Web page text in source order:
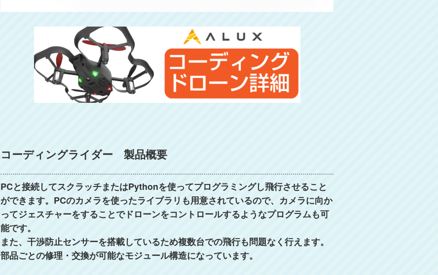
コーディングライダー 製品概要
PCと接続してスクラッチまたはPythonを使ってプログラミングし飛行させること
ができます。PCのカメラを使ったライブラリも用意されているので、カメラに向か
ってジェスチャーをすることでドローンをコントロールするようなプログラムも可
能です。
また、干渉防止センサーを搭載しているため複数台での飛行も問題なく行えます。
部品ごとの修理・交換が可能なモジュール構造になっています。